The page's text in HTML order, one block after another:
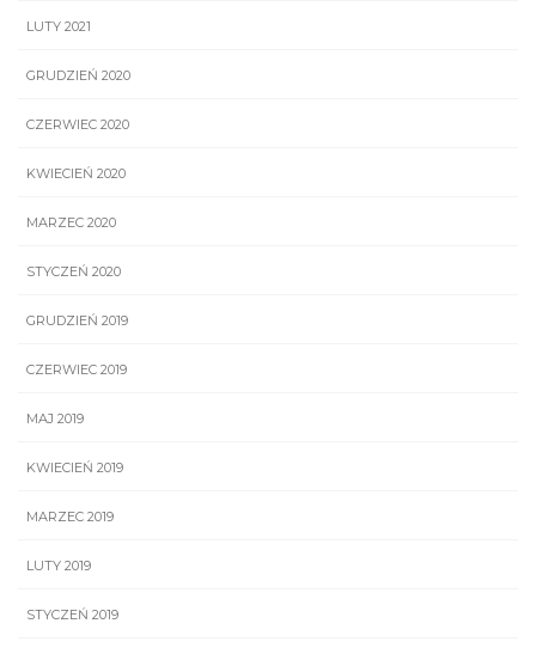
LUTY 2021
GRUDZIEŃ 2020
CZERWIEC 2020
KWIECIEŃ 2020
MARZEC 2020
STYCZEŃ 2020
GRUDZIEŃ 2019
CZERWIEC 2019
MAJ 2019
KWIECIEŃ 2019
MARZEC 2019
LUTY 2019
STYCZEŃ 2019